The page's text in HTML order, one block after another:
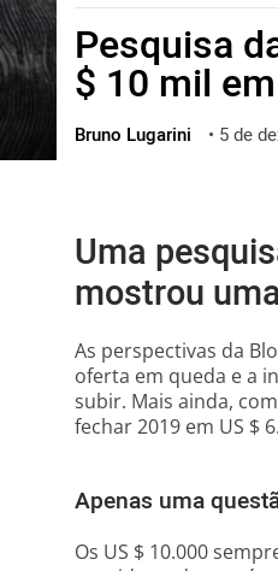
العربية
ไทย
ქართული
Pesquisa
$ 10 mil
Bruno Lugarini • 5 de
Uma
mostrou
As perspectivas da
oferta em queda e a
subir. Mais ainda,
fechar 2019 em US $
Apenas uma
Os US $ 10.000